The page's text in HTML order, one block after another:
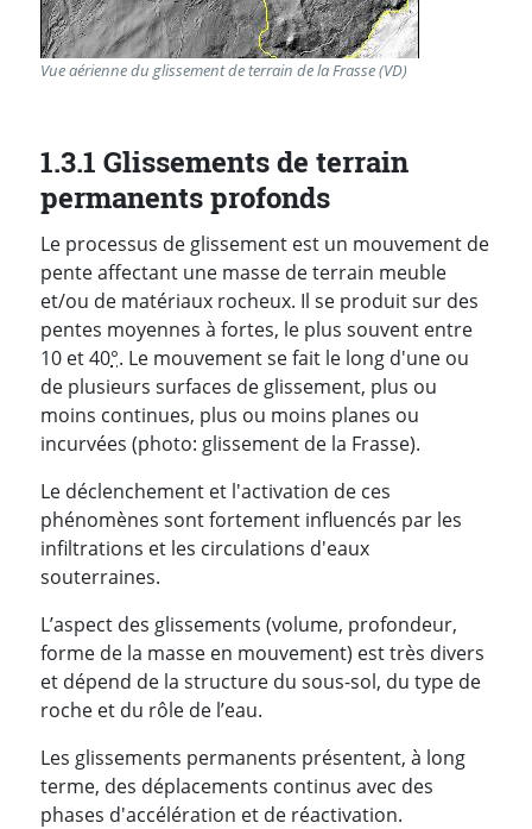
Vue aérienne du glissement de terrain de la Frasse (VD)
1.3.1 Glissements de terrain
permanents profonds
Le processus de glissement est un mouvement de
pente affectant une masse de terrain meuble
et/ou de matériaux rocheux. Il se produit sur des
pentes moyennes à fortes, le plus souvent entre
10 et 40°. Le mouvement se fait le long d'une ou
de plusieurs surfaces de glissement, plus ou
moins continues, plus ou moins planes ou
incurvées (photo: glissement de la Frasse).
Le déclenchement et l'activation de ces
phénomènes sont fortement influencés par les
infiltrations et les circulations d'eaux
souterraines.
L’aspect des glissements (volume, profondeur,
forme de la masse en mouvement) est très divers
et dépend de la structure du sous-sol, du type de
roche et du rôle de l’eau.
Les glissements permanents présentent, à long
terme, des déplacements continus avec des
phases d'accélération et de réactivation.